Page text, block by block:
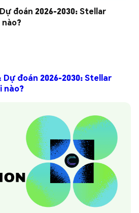
đoán 2026-2030: Stellar
đoán 2026-2030: Stellar
nào?